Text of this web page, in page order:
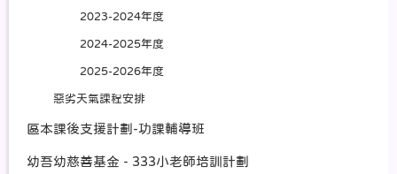
2023-2024年度
2024-2025年度
2025-2026年度
惡劣天氣課程安排
區本課後支援計劃-功課輔導班
幼吾幼慈善基金 - 333小老師培訓計劃